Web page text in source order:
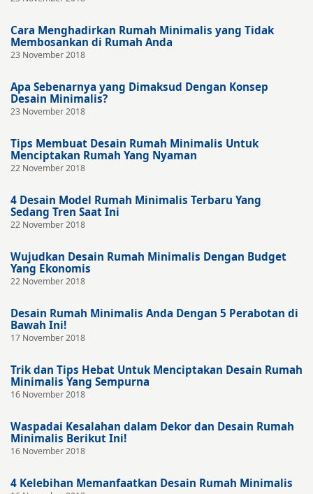
Cara Menghadirkan Rumah Minimalis yang Tidak
Membosankan di Rumah Anda
23 November 2018
Apa Sebenarnya yang Dimaksud Dengan Konsep
Desain Minimalis?
23 November 2018
Tips Membuat Desain Rumah Minimalis Untuk
Menciptakan Rumah Yang Nyaman
22 November 2018
4 Desain Model Rumah Minimalis Terbaru Yang
Sedang Tren Saat Ini
22 November 2018
Wujudkan Desain Rumah Minimalis Dengan Budget
Yang Ekonomis
22 November 2018
Desain Rumah Minimalis Anda Dengan 5 Perabotan di
Bawah Ini!
17 November 2018
Trik dan Tips Hebat Untuk Menciptakan Desain Rumah
Minimalis Yang Sempurna
16 November 2018
Waspadai Kesalahan dalam Dekor dan Desain Rumah
Minimalis Berikut Ini!
16 November 2018
4 Kelebihan Memanfaatkan Desain Rumah Minimalis